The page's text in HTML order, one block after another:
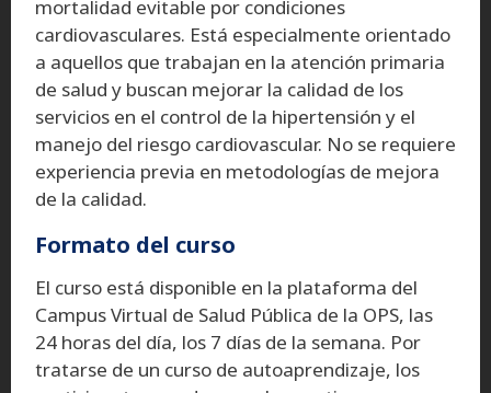
mortalidad evitable por condiciones
cardiovasculares. Está especialmente orientado
a aquellos que trabajan en la atención primaria
de salud y buscan mejorar la calidad de los
servicios en el control de la hipertensión y el
manejo del riesgo cardiovascular. No se requiere
experiencia previa en metodologías de mejora
de la calidad.
Formato del curso
El curso está disponible en la plataforma del
Campus Virtual de Salud Pública de la OPS, las
24 horas del día, los 7 días de la semana. Por
tratarse de un curso de autoaprendizaje, los